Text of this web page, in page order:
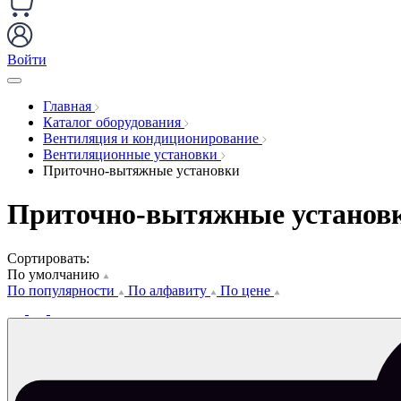
Войти
Главная
Каталог оборудования
Вентиляция и кондиционирование
Вентиляционные установки
Приточно-вытяжные установки
Приточно-вытяжные
Сортировать:
По умолчанию
По популярности
По алфавиту По цене